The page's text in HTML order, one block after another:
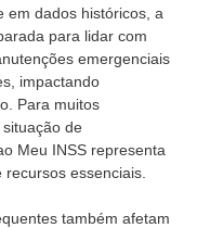
em dados históricos, a
para lidar com
emergenciais
impactando
Para muitos
de
Meu INSS representa
essenciais.
também afetam